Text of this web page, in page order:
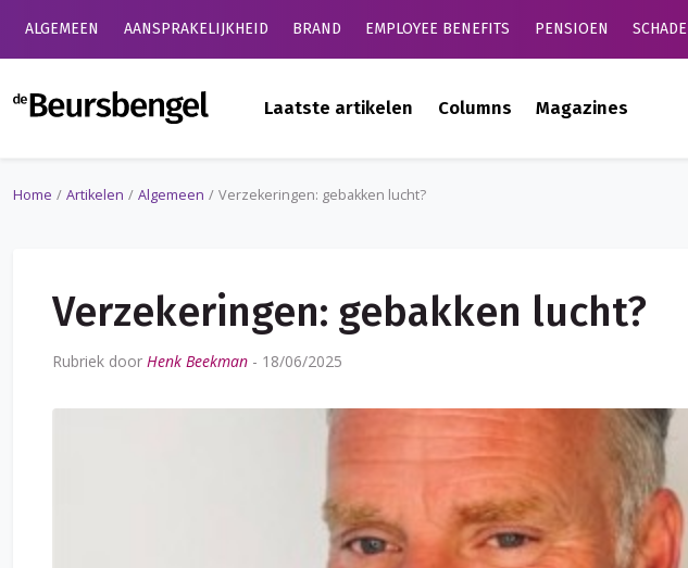
ALGEMEEN AANSPRAKELIJKHEID BRAND EMPLOYEE BENEFITS PENSIOEN SCHADE
de Beursbengel
Laatste artikelen Columns Magazines
Home Artikelen Algemeen Verzekeringen: gebakken lucht?
Verzekeringen: gebakken lucht?
Rubriek door Henk Beekman - 18/06/2025